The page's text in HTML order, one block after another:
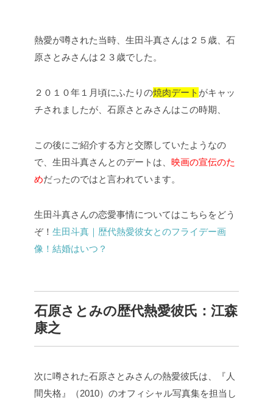
熱愛が噂された当時、生田斗真さんは２５歳、石
原さとみさんは２３歳でした。
２０１０年１月頃にふたりの焼肉デート がキャッ
チされましたが、石原さとみさんはこの時期、
この後にご紹介する方と交際していたようなの
で、生田斗真さんとのデートは、 映画の宣伝のた
めだったのではと言われています。
生田斗真さんの恋愛事情についてはこちらをどう
ぞ！ 生田斗真｜歴代熱愛彼女とのフライデー画
像！結婚はいつ？
石原さとみの歴代熱愛彼氏： 江森
康之
次に噂された石原さとみさんの熱愛彼氏は、『人
間失格』（2010）のオフィシャル写真集を担当し